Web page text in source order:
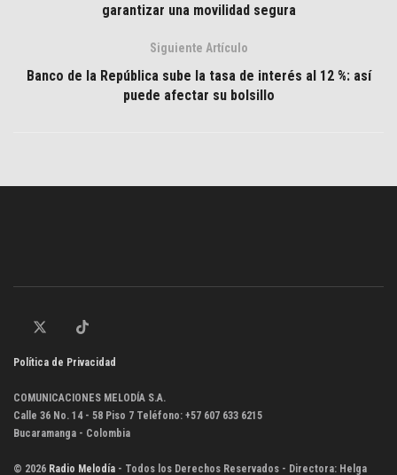
garantizar una movilidad segura
Siguiente Artículo
Banco de la República sube la tasa de interés al 12 %: así
puede afectar su bolsillo
Política de Privacidad
COMUNICACIONES MELODÍA S.A.
Calle 36 No. 14 - 58 Piso 7 Teléfono: +57 607 633 6215
Bucaramanga - Colombia
© 2026 Radio Melodía - Todos los Derechos Reservados - Directora: Helga